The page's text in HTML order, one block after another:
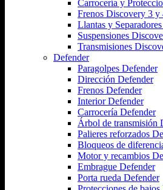
Carrocería y
Frenos Discovery 3 y
Llantas y
Suspensiones
Transmisiones
Defender
Paragolpes Defender
Dirección Defender
Frenos Defender
Interior Defender
Carrocería Defender
Árbol de transmisión
Palieres reforzados
Bloqueos de
Motor y recambios
Embrague Defender
Porta rueda Defender